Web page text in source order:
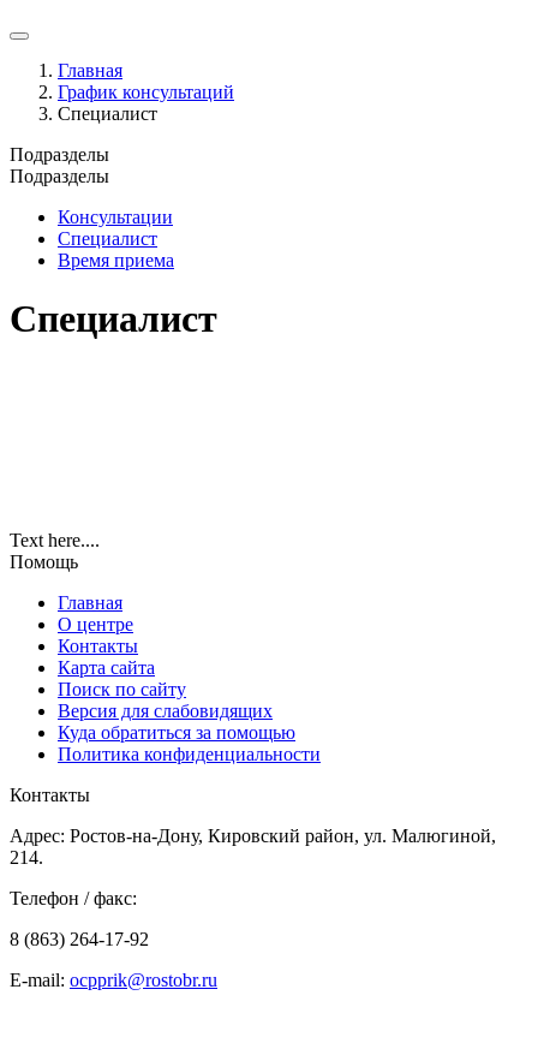
Главная
График консультаций
Специалист
Подразделы
Подразделы
Консультации
Специалист
Время приема
Специалист
Text here....
Помощь
Главная
О центре
Контакты
Карта сайта
Поиск по сайту
Версия для слабовидящих
Куда обратиться за помощью
Политика конфиденциальности
Контакты
Адрес: Ростов-на-Дону, Кировский район, ул. Малюгиной,
214.
Телефон / факс:
8 (863) 264-17-92
E-mail: ocpprik@rostobr.ru